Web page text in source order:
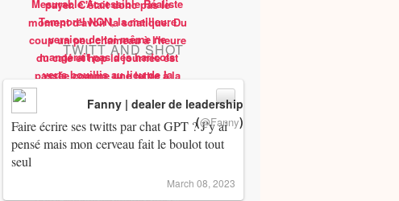
TWITT AND SHOT
Faire écrire ses twitts par chat GPT ? J’y ai
pensé mais mon cerveau fait le boulot tout
seul
Fanny | dealer de leadership
(@Fanny)
March 08, 2023